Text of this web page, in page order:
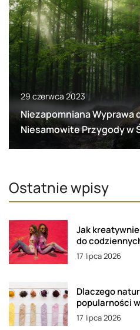
29 czerwca 2023
Niezapomniana Wyprawa
Niesamowite Przygody w
Ostatnie wpisy
Jak
do
17 lipca 2026
Dlaczego
popularności
17 lipca 2026